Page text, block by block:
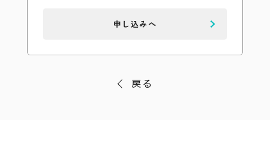
申し込みへ
戻る